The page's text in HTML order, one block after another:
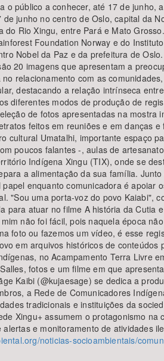
Área Protegida
público a conhecer, até 17 de
junho no centro de Oslo, capital da
Rio Xingu, entre Pará e Mato
Foundation Norway e do
Nobel da Paz e da prefeitura de
20 imagens que apresentam a
relacionamento com as
destacando a relação intrínseca
diferentes modos de produção de
de fotos apresentadas na mostra
feitos em reuniões e em danças
cultural Umatalhi, importante espaço
poucos falantes -, aulas de
Indígena Xingu (TIX), onde se
a alimentação da sua família.
enquanto comunicadora é apoiar
"Sou uma porta-voz do povo Kaiabi",
atuar no filme A história da Cutia
não foi fácil, pois naquela época
foto ou fazemos um vídeo, é esse
em arquivos históricos de
no Acampamento Terra Livre
fotos e um filme em que
Kaibi (@kujaesage) se dedica a
a Rede de Comunicadores
tradicionais e instituições da
Xingu+ assumem o protagonismo
e monitoramento de atividades
noticias-socioambientais/